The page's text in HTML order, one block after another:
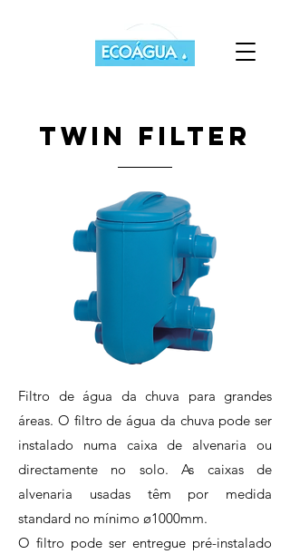
twin filter
Filtro de água da chuva para grandes
áreas. O filtro de água da chuva pode ser
instalado numa caixa de alvenaria ou
directamente no solo. As caixas de
alvenaria usadas têm por medida
standard no mínimo ø1000mm.
O filtro pode ser entregue pré-instalado